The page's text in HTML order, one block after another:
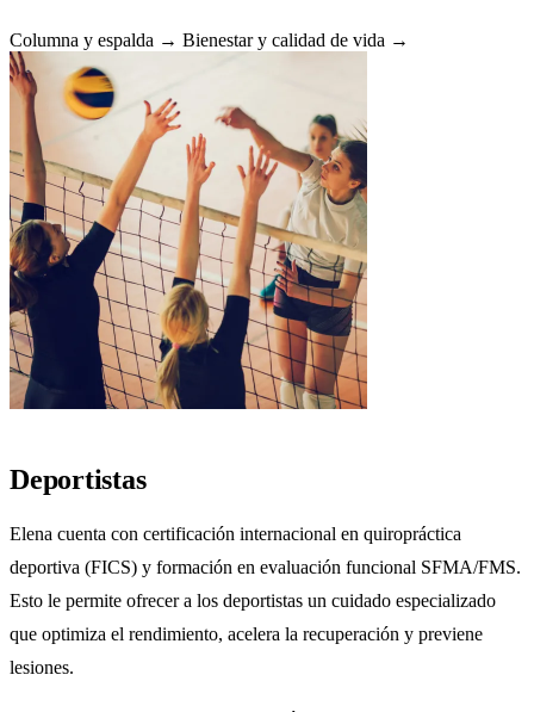
Columna y espalda → Bienestar y calidad de vida →
Deportistas
Elena cuenta con certificación internacional en quiropráctica
deportiva (FICS) y formación en evaluación funcional SFMA/FMS.
Esto le permite ofrecer a los deportistas un cuidado especializado
que optimiza el rendimiento, acelera la recuperación y previene
lesiones.